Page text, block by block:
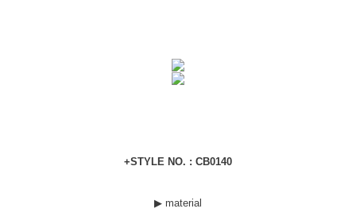
+STYLE NO. : CB0140
▶ material